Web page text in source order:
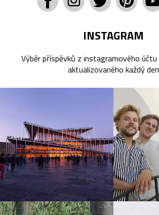
INSTAGRAM
Výběr příspěvků z instagramového účtu
aktualizovaného každý den